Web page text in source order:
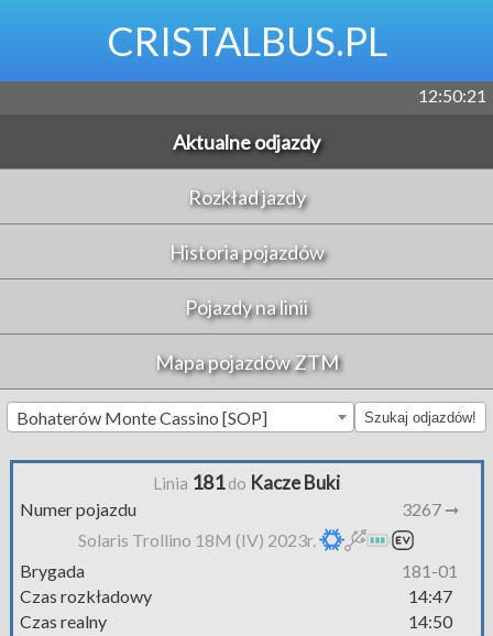
CRISTALBUS.PL
12:50:21
Aktualne odjazdy
Rozkład jazdy
Historia pojazdów
Pojazdy na linii
Mapa pojazdów ZTM
Bohaterów Monte Cassino [SOP] Szukaj odjazdów!
Linia 181do Kacze Buki
Numer pojazdu
3267 ➞
Solaris Trollino 18M (IV) 2023r.
Brygada
181-01
Czas rozkładowy
14:47
Czas realny
14:50